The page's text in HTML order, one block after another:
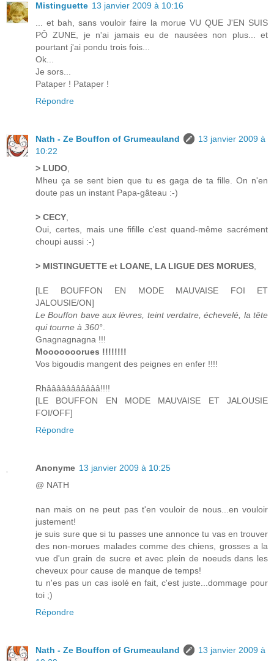
Mistinguette 13 janvier 2009 à 10:16
... et bah, sans vouloir faire la morue VU QUE J'EN SUIS
PÔ ZUNE, je n'ai jamais eu de nausées non plus... et
pourtant j'ai pondu trois fois...
Ok...
Je sors...
Pataper ! Pataper !
Répondre
Nath - Ze Bouffon of Grumeauland
13 janvier 2009 à
10:22
> LUDO
Mheu ça se sent bien que tu es gaga de ta fille. On n'en
doute pas un instant Papa-gâteau :-)
> CECY
Oui, certes, mais une fifille c'est quand-même sacrément
choupi aussi :-)
> MISTINGUETTE et LOANE, LA LIGUE DES MORUES
[LE BOUFFON EN MODE MAUVAISE FOI ET
JALOUSIE/ON]
Le Bouffon bave aux lèvres, teint verdatre, échevelé, la tête
qui tourne à 360°
Gnagnagnagna !!!
Mooooooorues !!!!!!!!
Vos bigoudis mangent des peignes en enfer !!!!
Rhâââââââââââ!!!!
[LE BOUFFON EN MODE MAUVAISE ET JALOUSIE
FOI/OFF]
Répondre
Anonyme 13 janvier 2009 à 10:25
@ NATH
nan mais on ne peut pas t'en vouloir de nous...en vouloir
justement!
je suis sure que si tu passes une annonce tu vas en trouver
des non-morues malades comme des chiens, grosses a la
vue d'un grain de sucre et avec plein de noeuds dans les
cheveux pour cause de manque de temps!
tu n'es pas un cas isolé en fait, c'est juste...dommage pour
toi ;)
Répondre
Nath - Ze Bouffon of Grumeauland
13 janvier 2009 à